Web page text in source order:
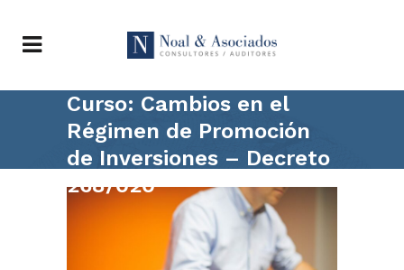
Curso: Cambios en el
Régimen de Promoción
de Inversiones – Decreto
268/020